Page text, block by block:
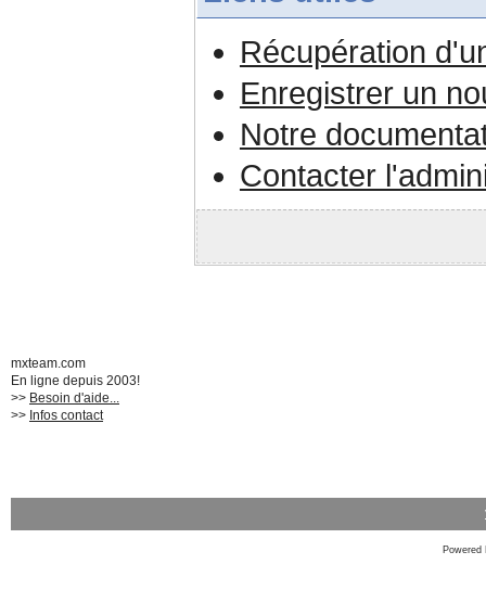
Récupération
Enregistrer un
Notre
Contacter
mxteam.com
En ligne depuis 2003!
>> Besoin d'aide...
>> Infos contact